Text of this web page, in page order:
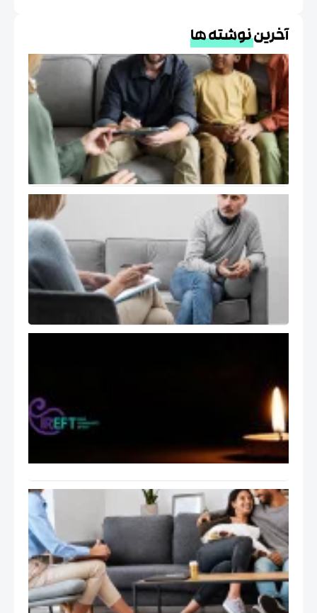
نوشته ها
درمان
هیجان
EFT و
خانواده
در
فرهنگ
خود
درمانگر در
اتاق درمان
( The Self
of the
Therapist
)
ایران
بابت
اتفاقات
ایران
راهنمای
عملی
جلسات
درمان
هیجان
مدار
EFT:
تانگو